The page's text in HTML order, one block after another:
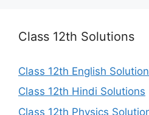
Class 12th Solutions
Class 12th English
Class 12th Hindi Solutions
Class 12th Physics